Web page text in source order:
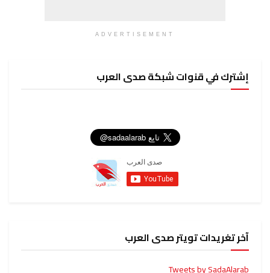
ADVERTISEMENT
إشترك في قنوات شبكة صدى العرب
آخر تغريدات تويتر صدى العرب
Tweets by SadaAlarab